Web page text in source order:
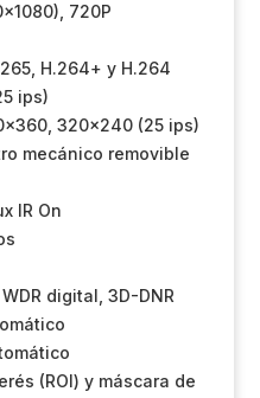
720P
H.264+ y H.264
ips)
320×240 (25 ips)
mecánico removible
IR On
digital, 3D-DNR
(ROI) y máscara de